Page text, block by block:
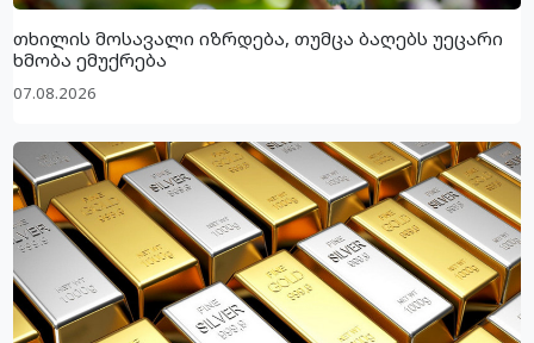
თხილის მოსავალი იზრდება, თუმცა ბაღებს უეცარი
ხმობა ემუქრება
07.08.2026